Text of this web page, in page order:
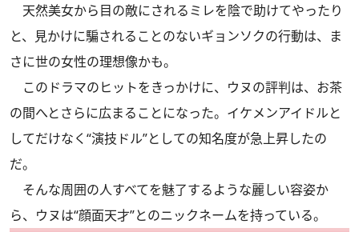
天然美女から目の敵にされるミレを陰で助けてやったり
と、見かけに騙されることのないギョンソクの行動は、ま
さに世の女性の理想像かも。
このドラマのヒットをきっかけに、ウヌの評判は、お茶
の間へとさらに広まることになった。イケメンアイドルと
してだけなく“演技ドル”としての知名度が急上昇したの
だ。
そんな周囲の人すべてを魅了するような麗しい容姿か
ら、ウヌは“顔面天才”とのニックネームを持っている。